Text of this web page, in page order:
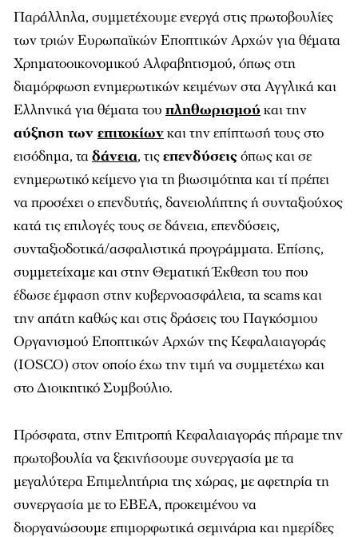
Παράλληλα, συμμετέχουμε ενεργά στις πρωτοβουλίες
των τριών Ευρωπαϊκών Εποπτικών Αρχών για θέματα
Χρηματοοικονομικού Αλφαβητισμού, όπως στη
διαμόρφωση ενημερωτικών κειμένων στα Αγγλικά και
Ελληνικά για θέματα του πληθωρισμού και την
αύξηση των επιτοκίωνκαι την επίπτωσή τους στο
εισόδημα, ταδάνεια, τιςεπενδύσειςόπως και σε
ενημερωτικό κείμενο για τη βιωσιμότητα και τί πρέπει
να προσέχει ο επενδυτής, δανειολήπτης ή συνταξιούχος
κατά τις επιλογές τους σε δάνεια, επενδύσεις,
συνταξιοδοτικά/ασφαλιστικά προγράμματα. Επίσης,
συμμετείχαμε και στην Θεματική Έκθεση του που
έδωσε έμφαση στην κυβερνοασφάλεια, τα scams και
την απάτη καθώς και στις δράσεις του Παγκόσμιου
Οργανισμού Εποπτικών Αρχών της Κεφαλαιαγοράς
(IOSCO) στον οποίο έχω την τιμή να συμμετέχω και
στο Διοικητικό Συμβούλιο.
Πρόσφατα, στην Επιτροπή Κεφαλαιαγοράς πήραμε την
πρωτοβουλία να ξεκινήσουμε συνεργασία με τα
μεγαλύτερα Επιμελητήρια της χώρας, με αφετηρία τη
συνεργασία με το ΕΒΕΑ, προκειμένου να
διοργανώσουμε επιμορφωτικά σεμινάρια και ημερίδες